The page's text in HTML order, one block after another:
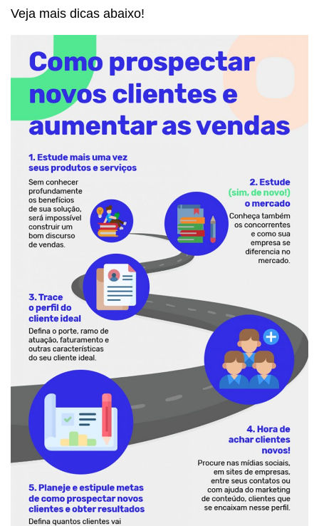
Veja mais dicas abaixo!